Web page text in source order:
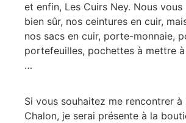
et enfin, Les Cuirs Ney. Nous vous
bien sûr, nos ceintures en cuir,
nos sacs en cuir, porte-monnaie,
portefeuilles, pochettes à mettre
…
Si vous souhaitez me rencontrer à
Chalon, je serai présente à la